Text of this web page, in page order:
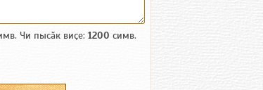
Чи пысӑк виҫе: 1200 симв.